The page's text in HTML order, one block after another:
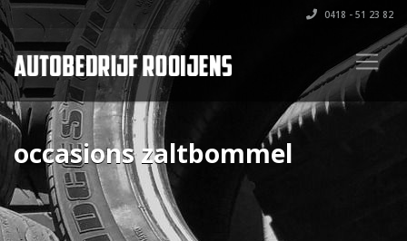
0418 - 51 23 82
occasions zaltbommel